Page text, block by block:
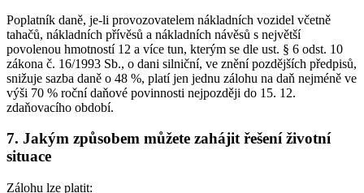
Poplatník daně, je-li provozovatelem nákladních vozidel včetně
tahačů, nákladních přívěsů a nákladních návěsů s největší
povolenou hmotností 12 a více tun, kterým se dle ust. § 6 odst. 10
zákona č. 16/1993 Sb., o dani silniční, ve znění pozdějších předpisů,
snižuje sazba daně o 48 %, platí jen jednu zálohu na daň nejméně ve
výši 70 % roční daňové povinnosti nejpozději do 15. 12.
zdaňovacího období.
7. Jakým způsobem můžete zahájit řešení životní
situace
Zálohu lze platit: